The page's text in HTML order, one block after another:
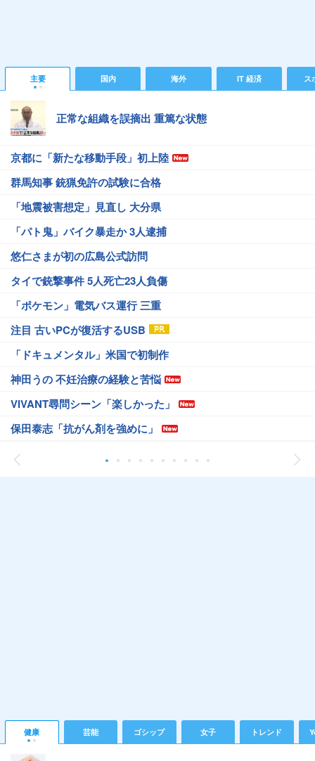
主要 国内 海外 IT 経済 ス
正常な組織を誤摘出 重篤な状態
京都に「新たな移動手段」初上陸
群馬知事 銃猟免許の試験に合格
「地震被害想定」見直し 大分県
「パト鬼」バイク暴走か 3人逮捕
悠仁さまが初の広島公式訪問
タイで銃撃事件 5人死亡23人負傷
「ポケモン」電気バス運行 三重
注目 古いPCが復活するUSB
「ドキュメンタル」米国で初制作
神田うの 不妊治療の経験と苦悩
VIVANT尋問シーン「楽しかった」
保田泰志「抗がん剤を強めに」
健康 芸能 ゴシップ 女子 トレンド